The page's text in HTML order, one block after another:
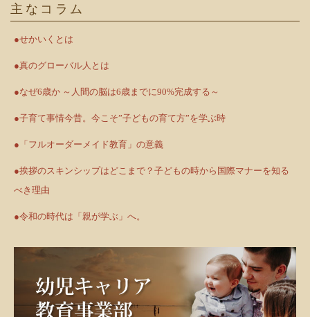
主なコラム
●せかいくとは
●真のグローバル人とは
●なぜ6歳か ～人間の脳は6歳までに90%完成する～
●子育て事情今昔。今こそ”子どもの育て方”を学ぶ時
●「フルオーダーメイド教育」の意義
●挨拶のスキンシップはどこまで？子どもの時から国際マナーを知る
べき理由
●令和の時代は「親が学ぶ」へ。